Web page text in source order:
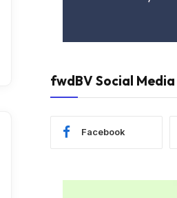
fwdBV Social Media
Facebook